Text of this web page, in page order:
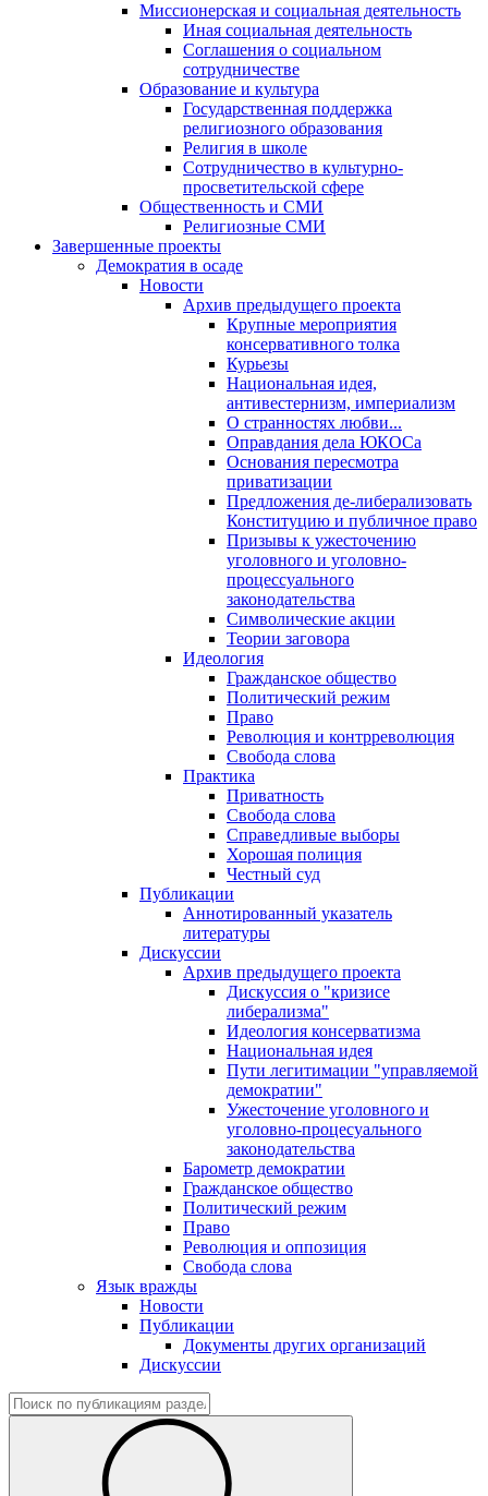
Миссионерская и социальная деятельность
Иная социальная деятельность
Соглашения о социальном
сотрудничестве
Образование и культура
Государственная поддержка
религиозного образования
Религия в школе
Сотрудничество в культурно-
просветительской сфере
Общественность и СМИ
Религиозные СМИ
Завершенные проекты
Демократия в осаде
Новости
Архив предыдущего проекта
Крупные мероприятия
консервативного толка
Курьезы
Национальная идея,
антивестернизм, империализм
О странностях любви...
Оправдания дела ЮКОСа
Основания пересмотра
приватизации
Предложения де-либерализовать
Конституцию и публичное право
Призывы к ужесточению
уголовного и уголовно-
процессуального
законодательства
Символические акции
Теории заговора
Идеология
Гражданское общество
Политический режим
Право
Революция и контрреволюция
Свобода слова
Практика
Приватность
Свобода слова
Справедливые выборы
Хорошая полиция
Честный суд
Публикации
Аннотированный указатель
литературы
Дискуссии
Архив предыдущего проекта
Дискуссия о "кризисе
либерализма"
Идеология консерватизма
Национальная идея
Пути легитимации "управляемой
демократии"
Ужесточение уголовного и
уголовно-процесуального
законодательства
Барометр демократии
Гражданское общество
Политический режим
Право
Революция и оппозиция
Свобода слова
Язык вражды
Новости
Публикации
Документы других организаций
Дискуссии